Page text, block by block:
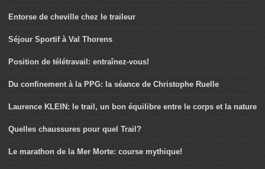
Entorse de cheville chez le traileur
Séjour Sportif à Val Thorens
Position de télétravail: entraînez-vous!
Du confinement à la PPG: la séance de Christophe Ruelle
Laurence KLEIN: le trail, un bon équilibre entre le corps et la nature
Quelles chaussures pour quel Trail?
Le marathon de la Mer Morte: course mythique!